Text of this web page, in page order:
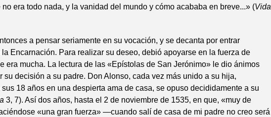
no era todo nada, y la vanidad del mundo y cómo acababa en breve...» (Vida
a pensar seriamente en su vocación, y se decanta por entrar
Encarnación. Para realizar su deseo, debió apoyarse en la fuerza de
era mucha. La lectura de las «Epístolas de San Jerónimo» le dio ánimos
su decisión a su padre. Don Alonso, cada vez más unido a su hija,
18 años en una despierta ama de casa, se opuso decididamente a su
3, 7). Así dos años, hasta el 2 de noviembre de 1535, en que, «muy de
«una gran fuerza» —cuando salí de casa de mi padre no creo será